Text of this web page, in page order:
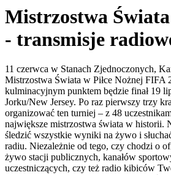
Mistrzostwa
- transmisje
11 czerwca w Stanach Zjednoczonych,
Mistrzostwa Świata w Piłce Nożnej FIFA
kulminacyjnym punktem będzie finał 19
Jorku/New Jersey. Po raz pierwszy trzy
organizować ten turniej – z 48
największe mistrzostwa świata w historii.
śledzić wszystkie wyniki na żywo i
radiu. Niezależnie od tego, czy chodzi o
żywo stacji publicznych, kanałów
uczestniczących, czy też radio kibiców